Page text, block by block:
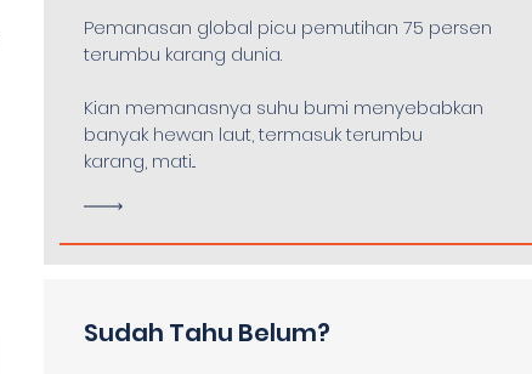
Pemanasan global picu pemutihan 75 persen
terumbu karang dunia.
Kian memanasnya suhu bumi menyebabkan
banyak hewan laut, termasuk terumbu
karang, mati...
Sudah Tahu Belum?